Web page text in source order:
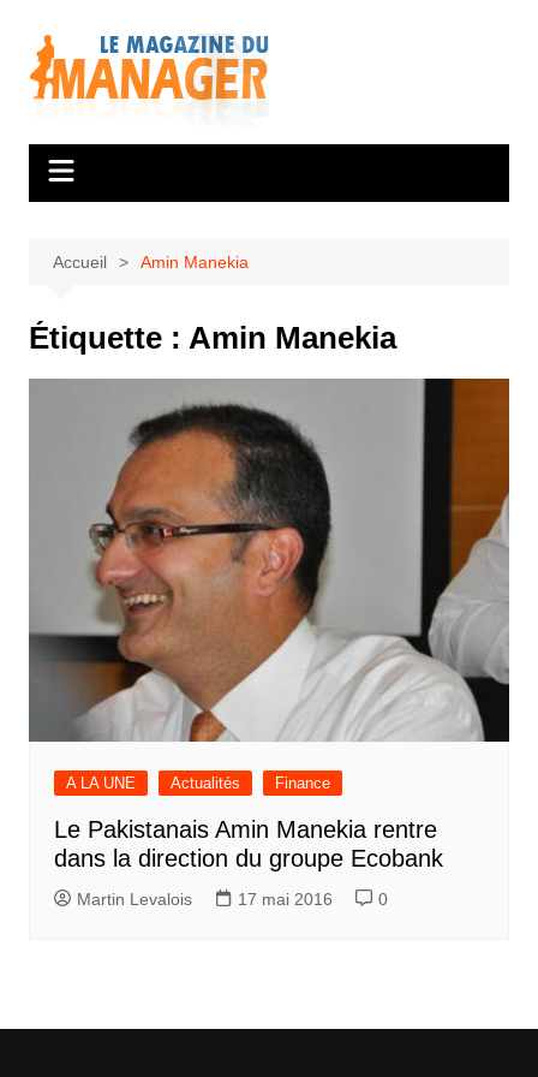
contenu
Accueil Amin Manekia
Étiquette : Amin Manekia
A LA UNE Actualités Finance
Le Pakistanais Amin Manekia rentre
dans la direction du groupe Ecobank
Martin Levalois 17 mai 2016 0